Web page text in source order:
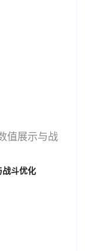
战斗优化